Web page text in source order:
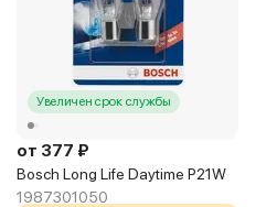
Увеличен срок службы
от 377 ₽
Bosch Long Life Daytime P21W
1987301050